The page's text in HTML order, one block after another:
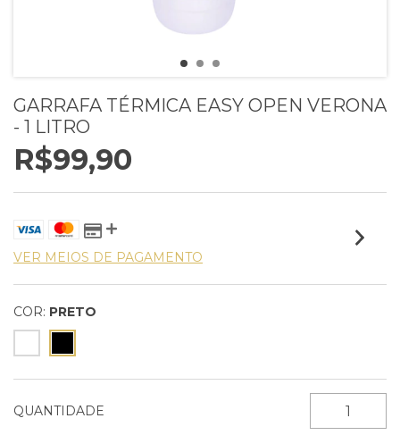
GARRAFA TÉRMICA EASY OPEN VERONA
- 1 LITRO
R$99,90
VER MEIOS DE PAGAMENTO
COR: PRETO
QUANTIDADE